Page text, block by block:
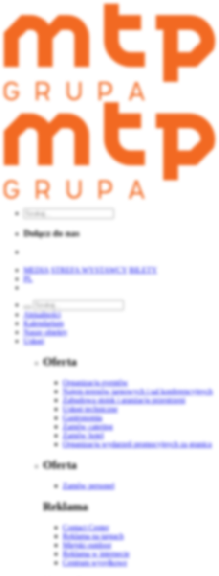
Dołącz do nas
MEDIA STREFA WYSTAWCY BILETY
PL
Aktualności
Kalendarium
Nasze obiekty
Usługi
Oferta
Organizacja eventów
Najem terenów targowych i sal konferencyjnych
Zabudowa stoisk i aranżacja przestrzeni
Usługi techniczne
Gastronomia
Zamów catering
Zamów hotel
Organizacja wydarzeń promocyjnych za granicą
Oferta
Zamów personel
Reklama
Contact Center
Reklama na targach
Miejski outdoor
Reklama w internecie
Centrum wysyłkowe